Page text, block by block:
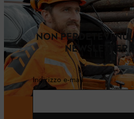
NON PERDETEVI
NEWSLETTER
Indirizzo e-mail